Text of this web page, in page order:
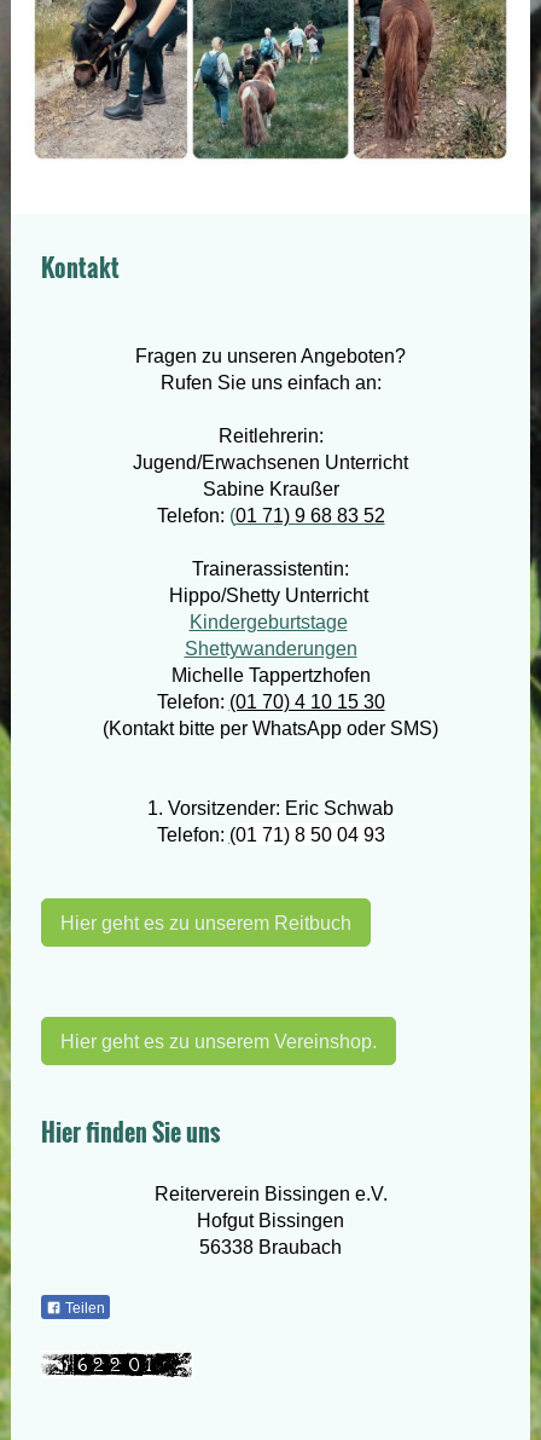
Kontakt
Fragen zu unseren Angeboten?
Rufen Sie uns einfach an:
Reitlehrerin:
Jugend/Erwachsenen Unterricht
Sabine Kraußer
Telefon: (01 71) 9 68 83 52
Trainerassistentin:
Hippo/Shetty Unterricht
Kindergeburtstage
Shettywanderungen
Michelle Tappertzhofen
Telefon: (01 70) 4 10 15 30
(Kontakt bitte per WhatsApp oder SMS)
1. Vorsitzender: Eric Schwab
Telefon: (01 71) 8 50 04 93
Hier geht es zu unserem Reitbuch
Hier geht es zu unserem Vereinshop.
Hier finden Sie uns
Reiterverein Bissingen e.V.
Hofgut Bissingen
56338 Braubach
Teilen